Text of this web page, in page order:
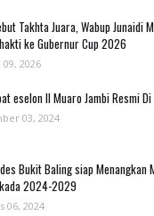
Takhta Juara, Wabup Junaidi
ke Gubernur Cup 2026
09, 2026
eselon II Muaro Jambi Resmi
03, 2024
Bukit Baling siap Menangkan
2024-2029
06, 2024